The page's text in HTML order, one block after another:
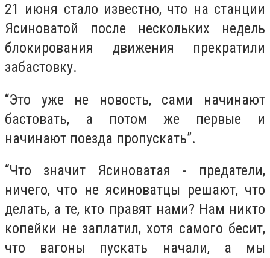
21 июня стало известно, что на станции
Ясиноватой после нескольких недель
блокирования движения прекратили
забастовку.
“Это уже не новость, сами начинают
бастовать, а потом же первые и
начинают поезда пропускать”.
“Что значит Ясиноватая - предатели,
ничего, что не ясиноватцы решают, что
делать, а те, кто правят нами? Нам никто
копейки не заплатил, хотя самого бесит,
что вагоны пускать начали, а мы